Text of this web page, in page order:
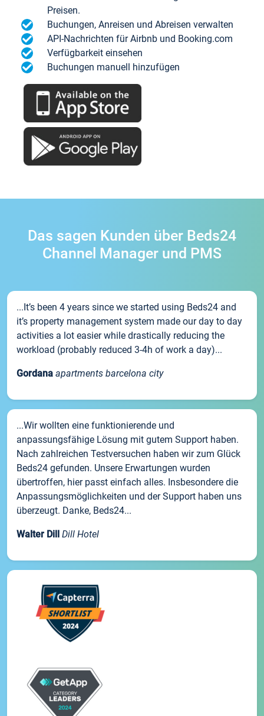
Preisen.
Buchungen, Anreisen und Abreisen verwalten
API-Nachrichten für Airbnb und Booking.com
Verfügbarkeit einsehen
Buchungen manuell hinzufügen
Das sagen Kunden über Beds24
Channel Manager und PMS
...It’s been 4 years since we started using Beds24 and
it’s property management system made our day to day
activities a lot easier while drastically reducing the
workload (probably reduced 3-4h of work a day)...
Gordana apartments barcelona city
...Wir wollten eine funktionierende und
anpassungsfähige Lösung mit gutem Support haben.
Nach zahlreichen Testversuchen haben wir zum Glück
Beds24 gefunden. Unsere Erwartungen wurden
übertroffen, hier passt einfach alles. Insbesondere die
Anpassungsmöglichkeiten und der Support haben uns
überzeugt. Danke, Beds24...
Walter Dill Dill Hotel